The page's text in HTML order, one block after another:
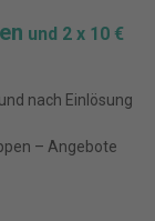
und 2 x 10 €
und nach Einlösung
– Angebote